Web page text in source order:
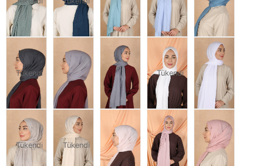
Tükendi Tükendi
Tükendi Tükendi